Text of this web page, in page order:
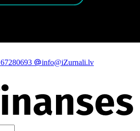
67280693
info@iZurnali.lv